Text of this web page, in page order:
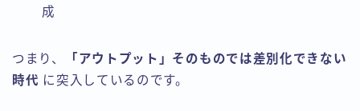
成
つまり、
「アウトプット」そのものでは差別化できない
時代 に突入しているのです。